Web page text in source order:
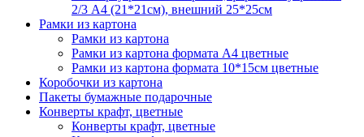
2/3 А4 (21*21см), внешний 25*25см
Рамки из картона
Рамки из картона
Рамки из картона формата А4 цветные
Рамки из картона формата 10*15см цветные
Коробочки из картона
Пакеты бумажные подарочные
Конверты крафт, цветные
Конверты крафт, цветные